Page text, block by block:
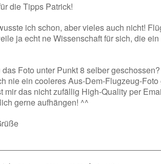
die Tipps Patrick!
ich schon, aber vieles auch nicht!
ja echt ne Wissenschaft für sich, die
das Foto unter Punkt 8 selber
nie ein cooleres Aus-Dem-Flugzeug-
mir das nicht zufällig High-Quality per
gerne aufhängen! ^^